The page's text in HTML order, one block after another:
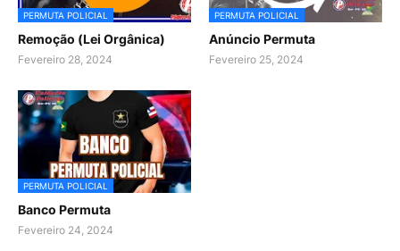
PERMUTA POLICIAL
Remoção (Lei Orgânica)
Fevereiro 28, 2024
PERMUTA POLICIAL
Anúncio Permuta
Fevereiro 25, 2024
PERMUTA POLICIAL
Banco Permuta
Fevereiro 24, 2024